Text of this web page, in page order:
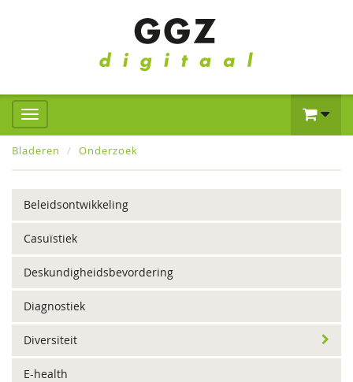
Bladeren Onderzoek
Beleidsontwikkeling
Casuïstiek
Deskundigheidsbevordering
Diagnostiek
Diversiteit
E-health